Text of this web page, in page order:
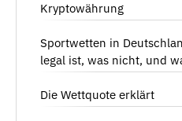
Kryptowährung
Sportwetten in
legal ist, was nicht, und
Die Wettquote erklärt